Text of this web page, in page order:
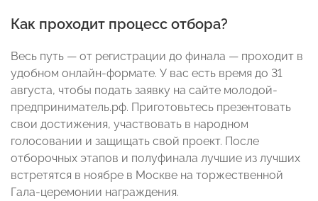
Как проходит процесс отбора?
Весь путь — от регистрации до финала — проходит в
удобном онлайн-формате. У вас есть время до 31
августа, чтобы подать заявку на сайте молодой-
предприниматель.рф. Приготовьтесь презентовать
свои достижения, участвовать в народном
голосовании и защищать свой проект. После
отборочных этапов и полуфинала лучшие из лучших
встретятся в ноябре в Москве на торжественной
Гала-церемонии награждения.